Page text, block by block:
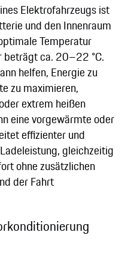
Elektrofahrzeugs ist
und den Innenraum
Temperatur
beträgt ca. 20–22 °C.
helfen, Energie zu
zu maximieren,
extrem heißen
eine vorgewärmte oder
effizienter und
gleichzeitig
ohne zusätzlichen
der Fahrt